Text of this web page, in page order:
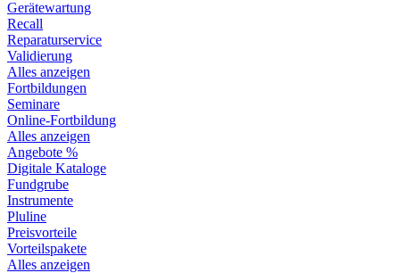
Gerätewartung
Recall
Reparaturservice
Validierung
Alles anzeigen
Fortbildungen
Seminare
Online-Fortbildung
Alles anzeigen
Angebote %
Digitale Kataloge
Fundgrube
Instrumente
Pluline
Preisvorteile
Vorteilspakete
Alles anzeigen